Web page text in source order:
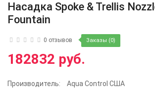
Насадка Spoke & Trellis
Fountain
0 отзывов Заказы (0)
182832 руб.
Производитель:
Aqua Control США